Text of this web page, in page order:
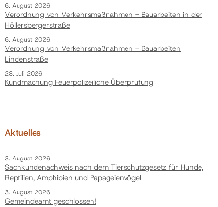
6. August 2026
Verordnung von Verkehrsmaßnahmen - Bauarbeiten in der
Höllersbergerstraße
6. August 2026
Verordnung von Verkehrsmaßnahmen - Bauarbeiten
Lindenstraße
28. Juli 2026
Kundmachung Feuerpolizeiliche Überprüfung
Aktuelles
3. August 2026
Sachkundenachweis nach dem Tierschutzgesetz für Hunde,
Reptilien, Amphibien und Papageienvögel
3. August 2026
Gemeindeamt geschlossen!